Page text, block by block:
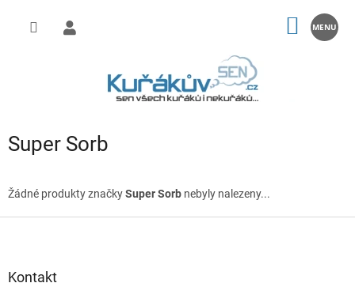
KOŠÍK
Super Sorb
Žádné produkty značkySuper Sorb nebyly nalezeny...
Kontakt